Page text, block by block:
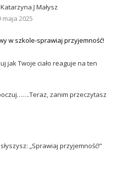
Katarzyna J Małysz
maja 2025
jak Twoje ciało reaguje na ten
zanim przeczytasz
„Sprawiaj przyjemność!”